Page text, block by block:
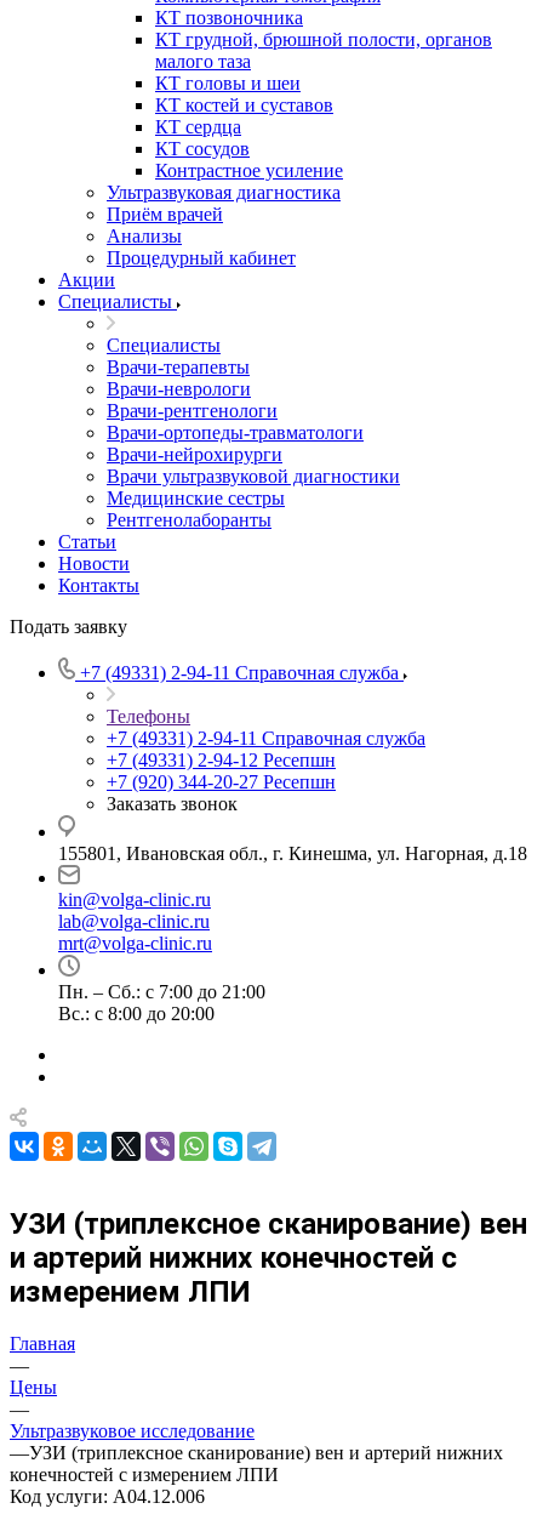
КТ позвоночника
КТ грудной, брюшной полости, органов
малого таза
КТ головы и шеи
КТ костей и суставов
КТ сердца
КТ сосудов
Контрастное усиление
Ультразвуковая диагностика
Приём врачей
Анализы
Процедурный кабинет
Акции
Специалисты
Специалисты
Врачи-терапевты
Врачи-неврологи
Врачи-рентгенологи
Врачи-ортопеды-травматологи
Врачи-нейрохирурги
Врачи ультразвуковой диагностики
Медицинские сестры
Рентгенолаборанты
Статьи
Новости
Контакты
Подать заявку
+7 (49331) 2-94-11 Справочная служба
Телефоны
+7 (49331) 2-94-11 Справочная служба
+7 (49331) 2-94-12 Ресепшн
+7 (920) 344-20-27 Ресепшн
Заказать звонок
155801, Ивановская обл., г. Кинешма, ул. Нагорная, д.18
kin@volga-clinic.ru
lab@volga-clinic.ru
mrt@volga-clinic.ru
Пн. – Сб.: с 7:00 до 21:00
Вс.: с 8:00 до 20:00
УЗИ (тpиплексное сканиpование) вен
и аpтеpий нижних конечностей с
измерением ЛПИ
Главная
—
Цены
—
Ультразвуковое исследование
—УЗИ (тpиплексное сканиpование) вен и аpтеpий нижних
конечностей с измерением ЛПИ
Код услуги: A04.12.006